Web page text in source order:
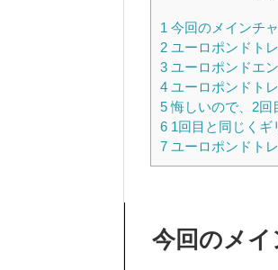
1 今回のメインチ
2 ユーロポンドト
3 ユーロポンドエ
4 ユーロポンドト
5悔しいので、2回
6 1回目と同じくギ
7 ユーロポンドト
今回のメ